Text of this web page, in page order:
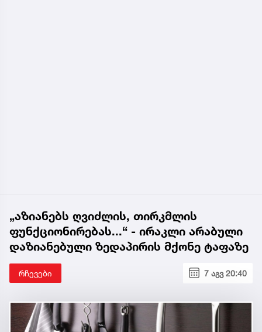
„აზიანებს ღვიძლის, თირკმლის
ფუნქციონირებას...“ - ირაკლი არაბული
დაზიანებული ზედაპირის მქონე ტაფაზე
რჩევები 7 აგვ 20:40